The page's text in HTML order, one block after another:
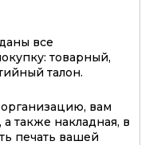
все
товарный,
талон.
вам
также накладная, в
печать вашей